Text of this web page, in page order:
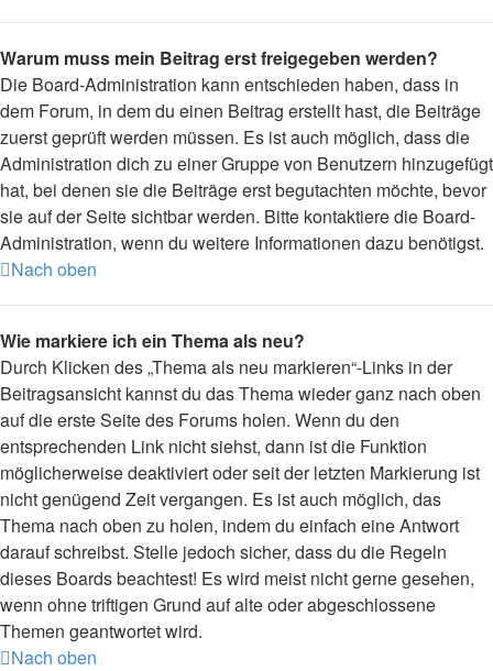
Warum muss mein Beitrag erst freigegeben werden?
Die Board-Administration kann entschieden haben, dass in
dem Forum, in dem du einen Beitrag erstellt hast, die Beiträge
zuerst geprüft werden müssen. Es ist auch möglich, dass die
Administration dich zu einer Gruppe von Benutzern hinzugefügt
hat, bei denen sie die Beiträge erst begutachten möchte, bevor
sie auf der Seite sichtbar werden. Bitte kontaktiere die Board-
Administration, wenn du weitere Informationen dazu benötigst.
Nach oben
Wie markiere ich ein Thema als neu?
Durch Klicken des „Thema als neu markieren“-Links in der
Beitragsansicht kannst du das Thema wieder ganz nach oben
auf die erste Seite des Forums holen. Wenn du den
entsprechenden Link nicht siehst, dann ist die Funktion
möglicherweise deaktiviert oder seit der letzten Markierung ist
nicht genügend Zeit vergangen. Es ist auch möglich, das
Thema nach oben zu holen, indem du einfach eine Antwort
darauf schreibst. Stelle jedoch sicher, dass du die Regeln
dieses Boards beachtest! Es wird meist nicht gerne gesehen,
wenn ohne triftigen Grund auf alte oder abgeschlossene
Themen geantwortet wird.
Nach oben